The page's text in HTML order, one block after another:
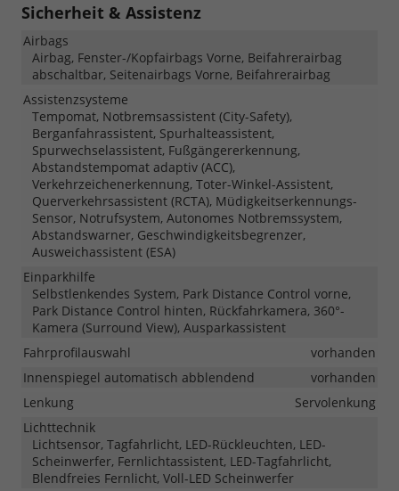
Sicherheit & Assistenz
Airbags
Airbag, Fenster-/Kopfairbags Vorne, Beifahrerairbag
abschaltbar, Seitenairbags Vorne, Beifahrerairbag
Assistenzsysteme
Tempomat, Notbremsassistent (City-Safety),
Berganfahrassistent, Spurhalteassistent,
Spurwechselassistent, Fußgängererkennung,
Abstandstempomat adaptiv (ACC),
Verkehrzeichenerkennung, Toter-Winkel-Assistent,
Querverkehrsassistent (RCTA), Müdigkeitserkennungs-
Sensor, Notrufsystem, Autonomes Notbremssystem,
Abstandswarner, Geschwindigkeitsbegrenzer,
Ausweichassistent (ESA)
Einparkhilfe
Selbstlenkendes System, Park Distance Control vorne,
Park Distance Control hinten, Rückfahrkamera, 360°-
Kamera (Surround View), Ausparkassistent
Fahrprofilauswahl
vorhanden
Innenspiegel automatisch abblendend
vorhanden
Lenkung
Servolenkung
Lichttechnik
Lichtsensor, Tagfahrlicht, LED-Rückleuchten, LED-
Scheinwerfer, Fernlichtassistent, LED-Tagfahrlicht,
Blendfreies Fernlicht, Voll-LED Scheinwerfer